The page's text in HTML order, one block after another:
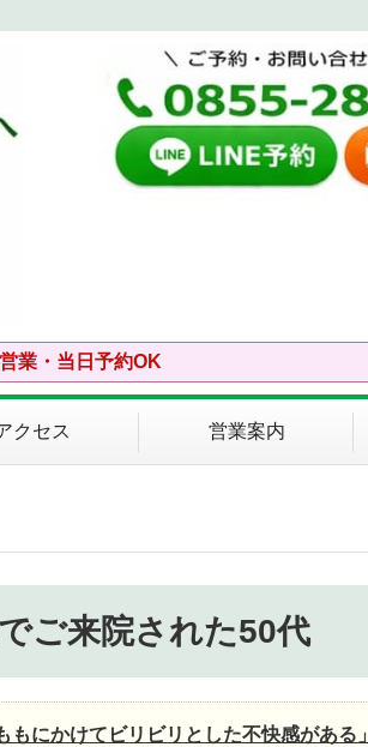
・当日予約OK
クセス 営業案内
ご来院された50代
もにかけてビリビリとした不快感がある」